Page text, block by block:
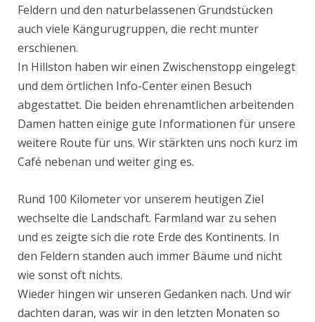
Feldern und den naturbelassenen Grundstücken
auch viele Kängurugruppen, die recht munter
erschienen.
In Hillston haben wir einen Zwischenstopp eingelegt
und dem örtlichen Info-Center einen Besuch
abgestattet. Die beiden ehrenamtlichen arbeitenden
Damen hatten einige gute Informationen für unsere
weitere Route für uns. Wir stärkten uns noch kurz im
Café nebenan und weiter ging es.
Rund 100 Kilometer vor unserem heutigen Ziel
wechselte die Landschaft. Farmland war zu sehen
und es zeigte sich die rote Erde des Kontinents. In
den Feldern standen auch immer Bäume und nicht
wie sonst oft nichts.
Wieder hingen wir unseren Gedanken nach. Und wir
dachten daran, was wir in den letzten Monaten so